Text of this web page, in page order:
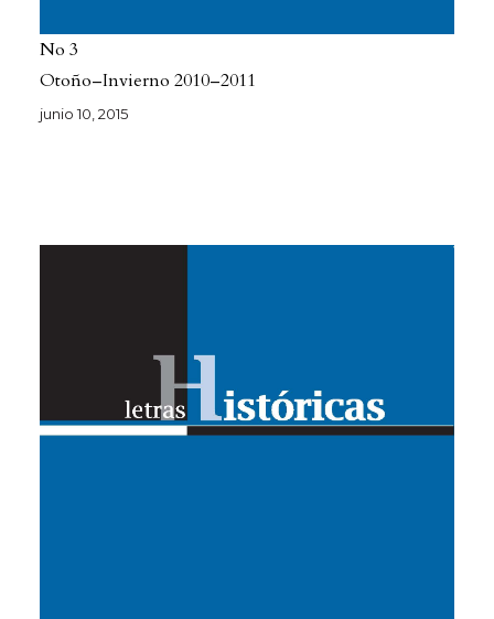
No 3
Otoño–Invierno 2010–2011
junio 10, 2015